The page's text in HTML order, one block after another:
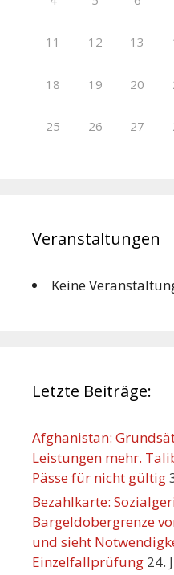
11 12 13
18 19 20
25 26 27
Veranstaltungen
Keine
Letzte Beiträge:
Afghanistan:
Leistungen mehr.
Pässe für nicht gültig
Bezahlkarte:
Bargeldobergrenze
und sieht
Einzelfallprüfung 24.